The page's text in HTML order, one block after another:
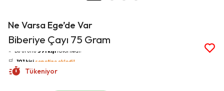
Ne Varsa Ege’de Var
Biberiye Çayı 75 Gram
👀 Şu an 39 kişi
inceliyor!
Bu ürünü 391 kişi
favoriledi!
sepetine ekledi!
Bugün
Hızlı teslimat
Tükeniyor